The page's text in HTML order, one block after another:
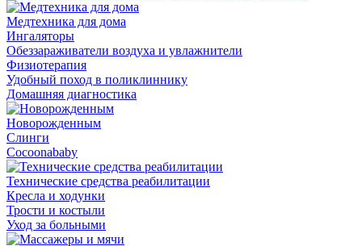
Медтехника для дома
Ингаляторы
Обеззараживатели воздуха и увлажнители
Физиотерапия
Удобный поход в поликлиннику
Домашняя диагностика
Новорожденным
Слинги
Cocoonababy
Технические средства реабилитации
Кресла и ходунки
Трости и костыли
Уход за больными